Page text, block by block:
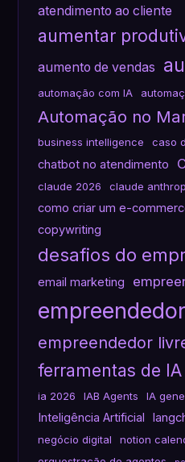
atendimento ao cliente
aumentar
aumento de vendas
automação com IA
Automação no
business intelligence caso
chatbot no atendimento
claude 2026 claude
como criar um e-
copywriting
desafios do
email marketing
empreendedor
ferramentas de IA
ia 2026 IAB Agents IA
Inteligência Artificial
negócio digital
notion